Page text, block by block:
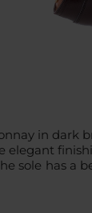
in dark
elegant
sole has a